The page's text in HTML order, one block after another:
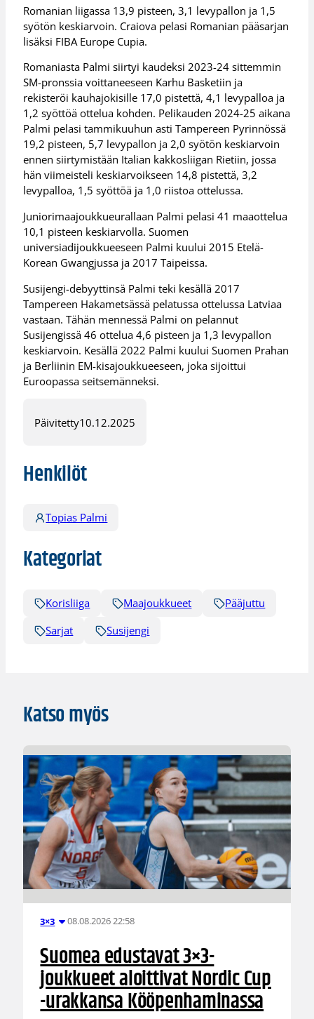
Romanian liigassa 13,9 pisteen, 3,1 levypallon ja 1,5
syötön keskiarvoin. Craiova pelasi Romanian pääsarjan
lisäksi FIBA Europe Cupia.
Romaniasta Palmi siirtyi kaudeksi 2023-24 sittemmin
SM-pronssia voittaneeseen Karhu Basketiin ja
rekisteröi kauhajokisille 17,0 pistettä, 4,1 levypalloa ja
1,2 syöttöä ottelua kohden. Pelikauden 2024-25 aikana
Palmi pelasi tammikuuhun asti Tampereen Pyrinnössä
19,2 pisteen, 5,7 levypallon ja 2,0 syötön keskiarvoin
ennen siirtymistään Italian kakkosliigan Rietiin, jossa
hän viimeisteli keskiarvoikseen 14,8 pistettä, 3,2
levypalloa, 1,5 syöttöä ja 1,0 riistoa ottelussa.
Juniorimaajoukkueurallaan Palmi pelasi 41 maaottelua
10,1 pisteen keskiarvolla. Suomen
universiadijoukkueeseen Palmi kuului 2015 Etelä-
Korean Gwangjussa ja 2017 Taipeissa.
Susijengi-debyyttinsä Palmi teki kesällä 2017
Tampereen Hakametsässä pelatussa ottelussa Latviaa
vastaan. Tähän mennessä Palmi on pelannut
Susijengissä 46 ottelua 4,6 pisteen ja 1,3 levypallon
keskiarvoin. Kesällä 2022 Palmi kuului Suomen Prahan
ja Berliinin EM-kisajoukkueeseen, joka sijoittui
Euroopassa seitsemänneksi.
Päivitetty10.12.2025
Henkilöt
Topias Palmi
Kategoriat
Korisliiga Maajoukkueet
Pääjuttu
Sarjat
Susijengi
Katso myös
3×3 08.08.2026 22:58
Suomea edustavat 3×3-
joukkueet aloittivat Nordic Cup
-urakkansa Kööpenhaminassa